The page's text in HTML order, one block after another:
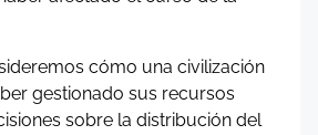
cómo una civilización
gestionado sus recursos
sobre la distribución del